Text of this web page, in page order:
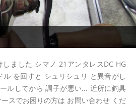
ました シマノ 21アンタレスDC HG
ル を回すと シュリシュリ と異音がし
ルしてから 調子が悪い... 近所に釣具
スでお困りの方は お問い合わせ くだ